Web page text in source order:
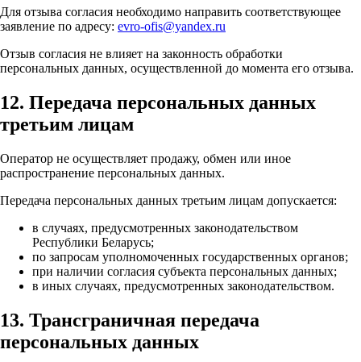
Для отзыва согласия необходимо направить соответствующее
заявление по адресу: evro-ofis@yandex.ru
Отзыв согласия не влияет на законность обработки
персональных данных, осуществленной до момента его отзыва.
12. Передача персональных данных
третьим лицам
Оператор не осуществляет продажу, обмен или иное
распространение персональных данных.
Передача персональных данных третьим лицам допускается:
в случаях, предусмотренных законодательством
Республики Беларусь;
по запросам уполномоченных государственных органов;
при наличии согласия субъекта персональных данных;
в иных случаях, предусмотренных законодательством.
13. Трансграничная передача
персональных данных